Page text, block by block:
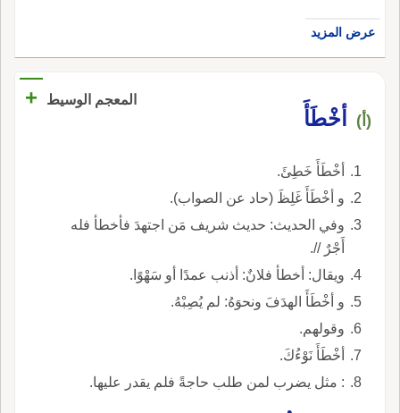
عرض المزيد
المعجم الوسيط +
(أ) أخْطَأَ
أخْطَأَ خَطِئَ.
و أخْطَأَ غَلِظَ (حاد عن الصواب).
وفي الحديث: حديث شريف مَن اجتهدَ فأخطأ فله
أَجْرٌ //.
ويقال: أخطأ فلانٌ: أذنب عمدًا أو سَهْوًا.
و أخْطَأَ الهدَفَ ونحوَهُ: لم يُصِبْهُ.
وقولهم.
أخْطَأَ نَوْءُكَ.
: مثل يضرب لمن طلب حاجةً فلم يقدر عليها.